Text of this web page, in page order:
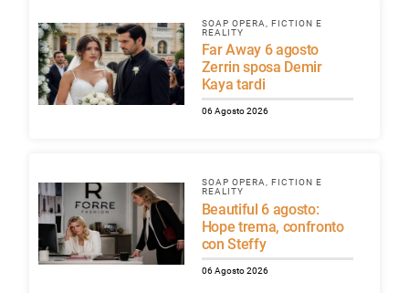
SOAP OPERA, FICTION E
REALITY
Far Away 6 agosto
Zerrin sposa Demir
Kaya tardi
06 Agosto 2026
SOAP OPERA, FICTION E
REALITY
Beautiful 6 agosto:
Hope trema, confronto
con Steffy
06 Agosto 2026